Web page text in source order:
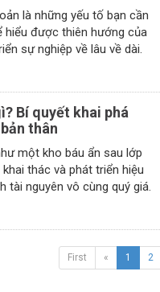
là những yếu tố bạn cần
hiểu được thiên hướng của
sự nghiệp về lâu về dài.
Bí quyết khai phá
thân
một kho báu ẩn sau lớp
thác và phát triển hiệu
tài nguyên vô cùng quý giá.
First « 1 2